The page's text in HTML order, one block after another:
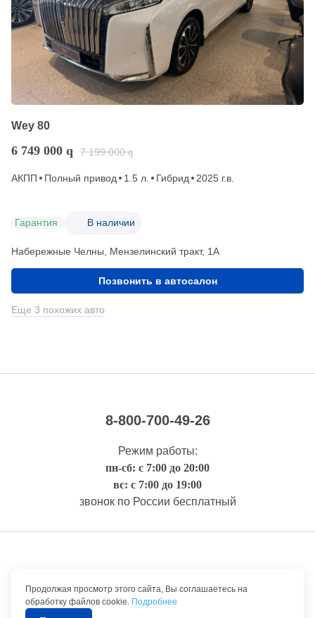
Wey 80
6 749 000 q 7 199 000 q
АКПП Полный привод 1.5 л. Гибрид 2025 г.в.
Гарантия В наличии
Набережные Челны, Мензелинский тракт, 1А
Позвонить в автосалон
Еще 3 похожих авто
8-800-700-49-26
Режим работы:
пн-сб: с 7:00 до 20:00
вс: с 7:00 до 19:00
звонок по России бесплатный
Правовая информация
Продолжая просмотр этого сайта, Вы соглашаетесь на
обработку файлов cookie. Подробнее